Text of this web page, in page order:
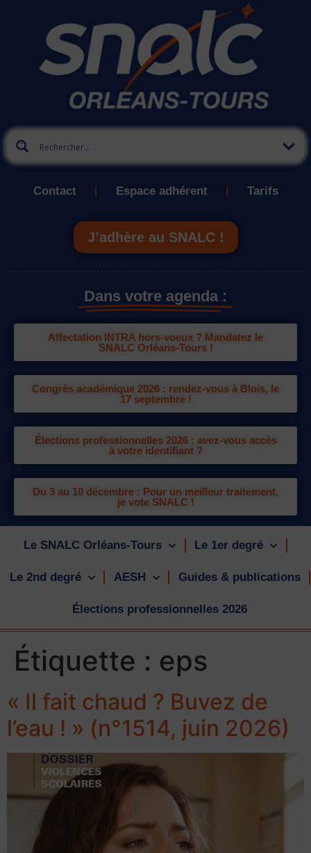
Contact Espace adhérent Tarifs
J’adhère au SNALC !
Dans votre agenda :
Affectation INTRA hors-voeux ? Mandatez le
SNALC Orléans-Tours !
Congrès académique 2026 : rendez-vous à Blois, le
17 septembre !
Élections professionnelles 2026 : avez-vous accès
à votre identifiant ?
Du 3 au 10 décembre : Pour un meilleur traitement,
je vote SNALC !
Le SNALC Orléans-Tours Le 1er degré
Le 2nd degré AESH Guides & publications
Élections professionnelles 2026
Étiquette : eps
« Il fait chaud ? Buvez de
l’eau ! » (n°1514, juin 2026)